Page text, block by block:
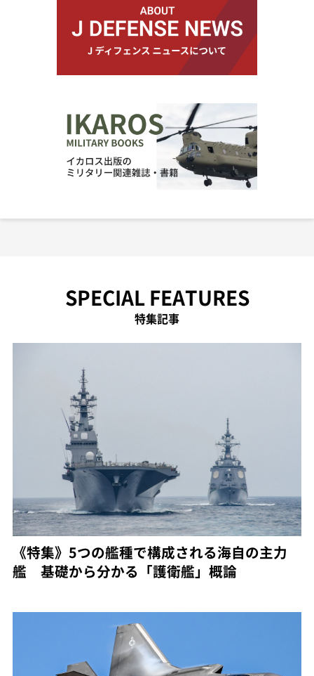
SPECIAL FEATURES
特集記事
《特集》5つの艦種で構成される海自の主力
艦 基礎から分かる「護衛艦」概論